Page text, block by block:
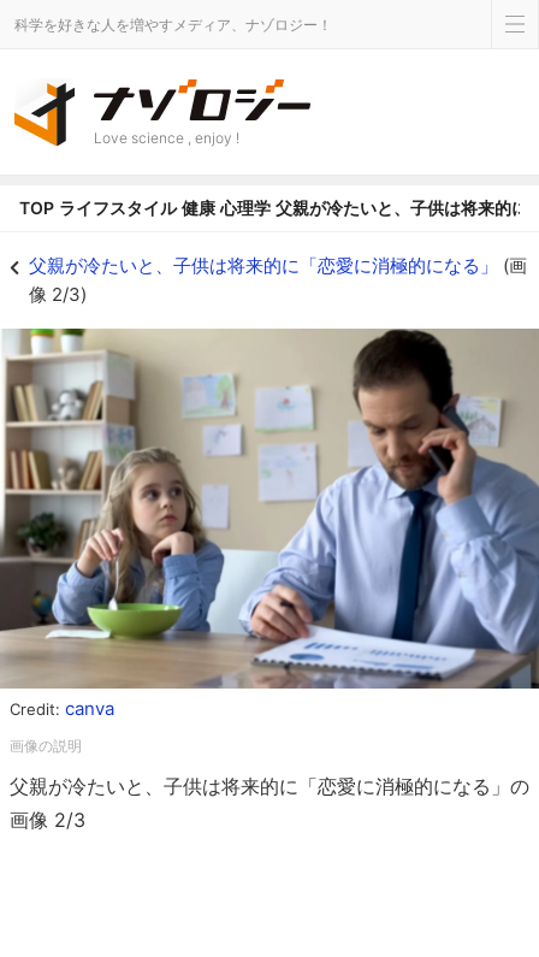
科学を好きな人を増やすメディア、ナゾロジー！
Love science , enjoy !
TOP ライフスタイル 健康 心理学 父親が冷たいと、子供は将来的に
父親が冷たいと、子供は将来的に「恋愛に消極的になる」 (画
像 2/3)
Credit: canva
父親が冷たいと、子供は将来的に「恋愛に消極的になる」の
画像 2/3